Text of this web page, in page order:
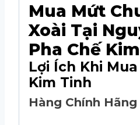
Mua Mứt
Xoài Tại
Pha Chế
Lợi Ích Khi
Kim Tinh
Hàng Chính Hãng